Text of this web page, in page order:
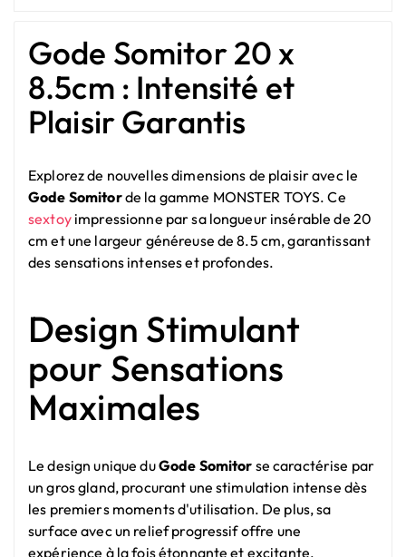
Gode Somitor 20 x
8.5cm : Intensité et
Plaisir Garantis
Explorez de nouvelles dimensions de plaisir avec le
Gode Somitorde la gamme MONSTER TOYS. Ce
sextoyimpressionne par sa longueur insérable de 20
cm et une largeur généreuse de 8.5 cm, garantissant
des sensations intenses et profondes.
Design Stimulant
pour Sensations
Maximales
Le design unique duGode Somitor se caractérise par
un gros gland, procurant une stimulation intense dès
les premiers moments d'utilisation. De plus, sa
surface avec un relief progressif offre une
expérience à la fois étonnante et excitante.